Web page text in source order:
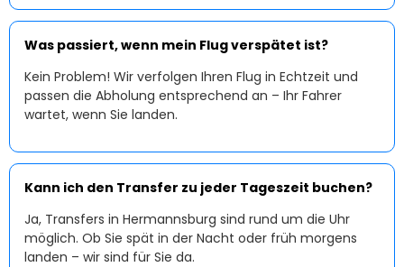
Was passiert, wenn mein Flug verspätet ist?
Kein Problem! Wir verfolgen Ihren Flug in Echtzeit und
passen die Abholung entsprechend an – Ihr Fahrer
wartet, wenn Sie landen.
Kann ich den Transfer zu jeder Tageszeit buchen?
Ja, Transfers in Hermannsburg sind rund um die Uhr
möglich. Ob Sie spät in der Nacht oder früh morgens
landen – wir sind für Sie da.